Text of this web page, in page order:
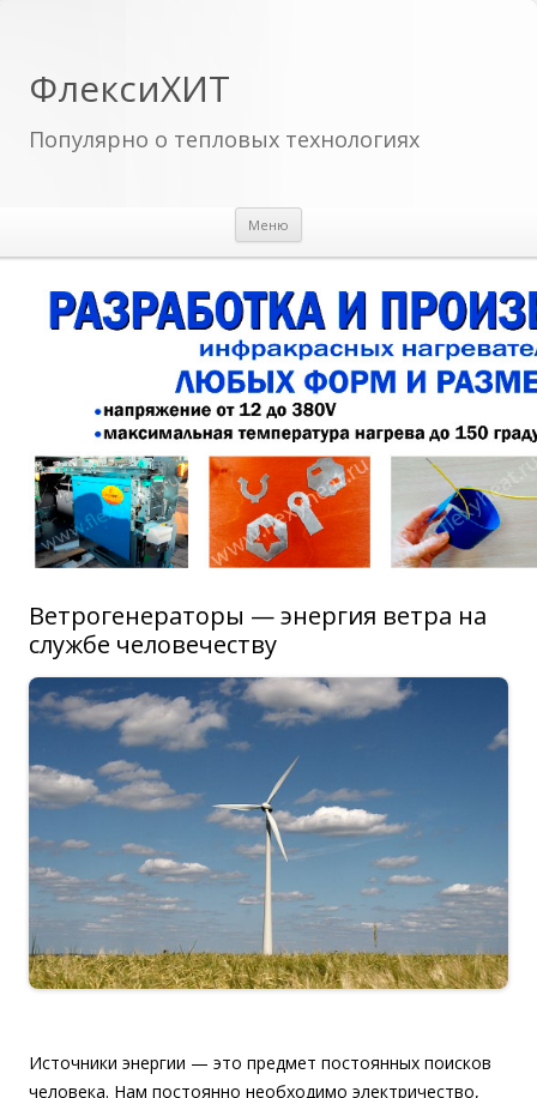
ФлексиХИТ
Популярно о тепловых технологиях
Меню
Ветрогенераторы — энергия ветра на
службе человечеству
Источники энергии — это предмет постоянных поисков
человека. Нам постоянно необходимо электричество,